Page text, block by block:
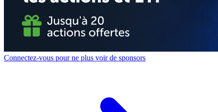
Connectez-vous pour ne plus voir de sponsors